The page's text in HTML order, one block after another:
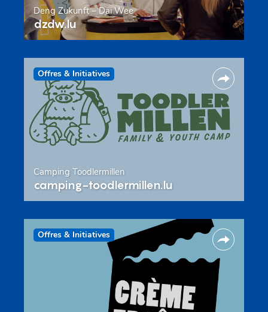
Deng Zukunft – Däi Wee
dzdw.lu
Offres & Initiatives
Camping Toodlermillen
camping-toodlermillen.lu
Offres & Initiatives